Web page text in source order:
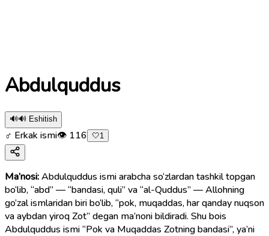
Abdulquddus
🔊🔊 Eshitish
♂ Erkak ismi👁 116 🤍1
Ma’nosi:Abdulquddus ismi arabcha so‘zlardan tashkil topgan
bo‘lib, “abd” — “bandasi, quli” va “al-Quddus” — Allohning
go‘zal ismlaridan biri bo‘lib, “pok, muqaddas, har qanday nuqson
va aybdan yiroq Zot” degan ma’noni bildiradi. Shu bois
Abdulquddus ismi “Pok va Muqaddas Zotning bandasi”, ya’ni